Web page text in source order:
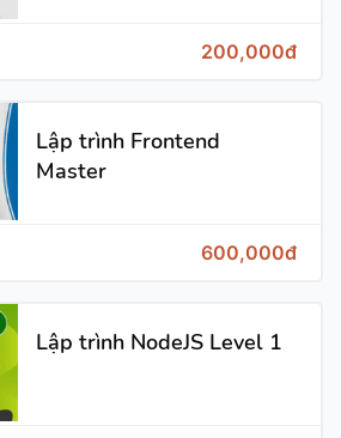
200,000đ
Lập trình Frontend
Master
600,000đ
Lập trình NodeJS Level 1